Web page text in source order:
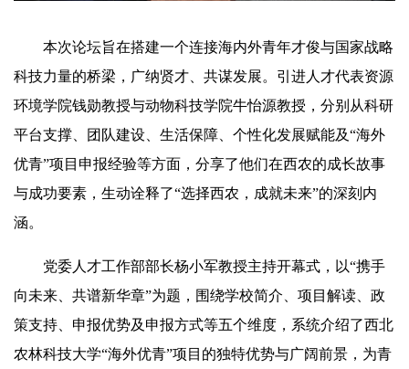
本次论坛旨在搭建一个连接海内外青年才俊与国家战略
科技力量的桥梁，广纳贤才、共谋发展。引进人才代表资源
环境学院钱勋教授与动物科技学院牛怡源教授，分别从科研
平台支撑、团队建设、生活保障、个性化发展赋能及“海外
优青”项目申报经验等方面，分享了他们在西农的成长故事
与成功要素，生动诠释了“选择西农，成就未来”的深刻内
涵。
党委人才工作部部长杨小军教授主持开幕式，以“携手
向未来、共谱新华章”为题，围绕学校简介、项目解读、政
策支持、申报优势及申报方式等五个维度，系统介绍了西北
农林科技大学“海外优青”项目的独特优势与广阔前景，为青